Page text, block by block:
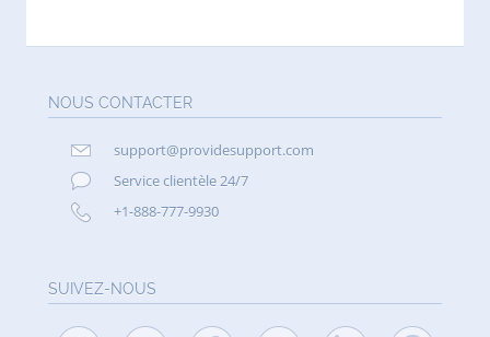
NOUS CONTACTER
support@providesupport.com
Service clientèle 24/7
+1-888-777-9930
SUIVEZ-NOUS